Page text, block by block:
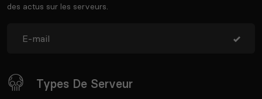
des actus sur les serveurs.
Types De Serveur